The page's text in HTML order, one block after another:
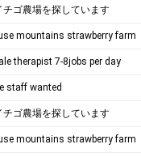
ゴ農場を探しています
mountains strawberry farm
therapist 7-8jobs per day
staff wanted
ゴ農場を探しています
mountains strawberry farm